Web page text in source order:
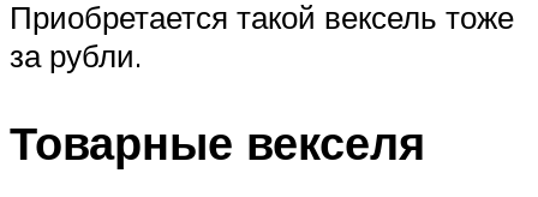
Приобретается такой вексель тоже
за рубли.
Товарные векселя